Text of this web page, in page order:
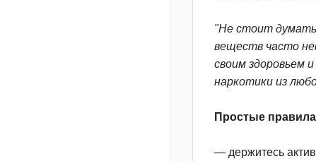
"Не стоит
веществ часто
своим здоровьем
наркотики из
Простые
— держитесь